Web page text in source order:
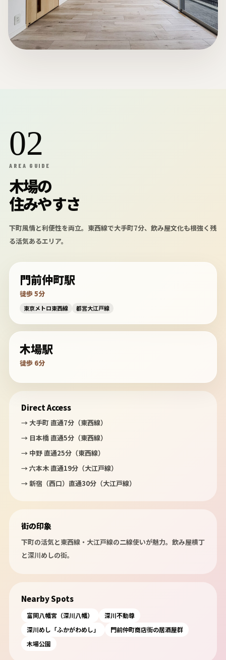
02
AREA GUIDE
木場の
住みやすさ
下町風情と利便性を両立。東西線で大手町7分、飲み屋文化も根強く残
る活気あるエリア。
門前仲町駅
徒歩 5分
東京メトロ東西線 都営大江戸線
木場駅
徒歩 6分
Direct Access
→ 大手町 直通7分（東西線）
→ 日本橋 直通5分（東西線）
→ 中野 直通25分（東西線）
→ 六本木 直通19分（大江戸線）
→ 新宿（西口）直通30分（大江戸線）
街の印象
下町の活気と東西線・大江戸線の二線使いが魅力。飲み屋横丁
と深川めしの街。
Nearby Spots
富岡八幡宮（深川八幡）
深川不動尊
深川めし「ふかがわめし」
門前仲町商店街の居酒屋群
木場公園